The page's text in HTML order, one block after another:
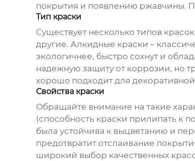
покрытия и появлению ржавчины.
Тип краски
Существует несколько типов
другие. Алкидные краски –
экологичнее, быстро сохнут и
надежную защиту от коррозии, но
хорошо подходит для
Свойства краски
Обращайте внимание на такие
(способность краски прилипать к
была устойчива к выцветанию и
предотвратит отслаивание
широкий выбор качественных